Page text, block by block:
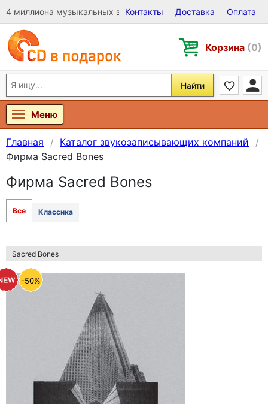
4 миллиона музыкальных записей на Виниле, CD и DVD
Контакты Доставка Оплата
Корзина (0)
Найти
Меню
Главная
Каталог звукозаписывающих компаний
Фирма Sacred Bones
Фирма Sacred Bones
Все Классика
Sacred Bones
-50%